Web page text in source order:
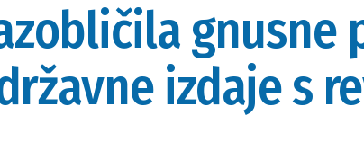
gnusne
izdaje s